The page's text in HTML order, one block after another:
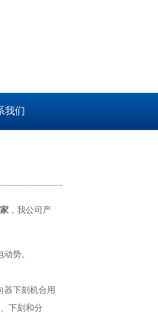
我们
，我公司产
势。
器下刻机合用
下刻和分